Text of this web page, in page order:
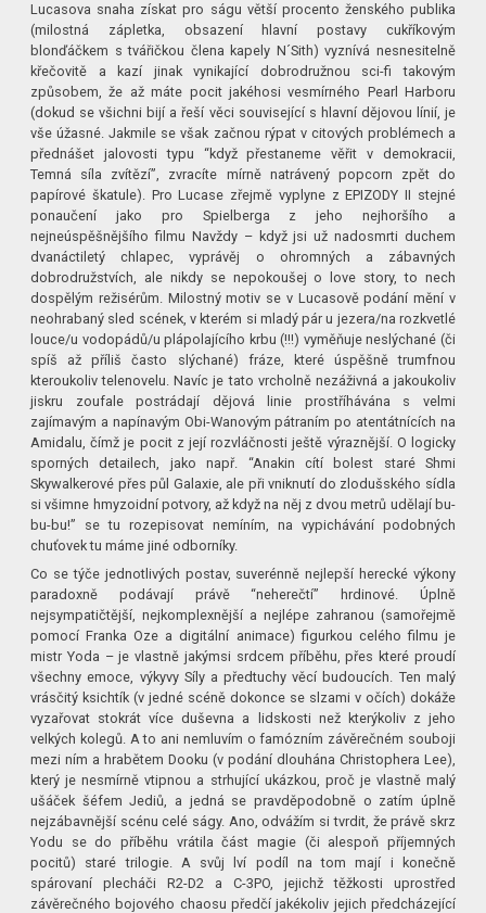
Lucasova snaha získat pro ságu větší procento ženského publika
(milostná zápletka, obsazení hlavní postavy cukříkovým
blonďáčkem s tvářičkou člena kapely N´Sith) vyznívá nesnesitelně
křečovitě a kazí jinak vynikající dobrodružnou sci-fi takovým
způsobem, že až máte pocit jakéhosi vesmírného Pearl Harboru
(dokud se všichni bijí a řeší věci související s hlavní dějovou línií, je
vše úžasné. Jakmile se však začnou rýpat v citových problémech a
přednášet jalovosti typu “když přestaneme věřit v demokracii,
Temná síla zvítězí”, zvracíte mírně natrávený popcorn zpět do
papírové škatule). Pro Lucase zřejmě vyplyne z EPIZODY II stejné
ponaučení jako pro Spielberga z jeho nejhoršího a
nejneúspěšnějšího filmu Navždy – když jsi už nadosmrti duchem
dvanáctiletý chlapec, vyprávěj o ohromných a zábavných
dobrodružstvích, ale nikdy se nepokoušej o love story, to nech
dospělým režisérům. Milostný motiv se v Lucasově podání mění v
neohrabaný sled scének, v kterém si mladý pár u jezera/na rozkvetlé
louce/u vodopádů/u plápolajícího krbu (!!!) vyměňuje neslýchané (či
spíš až příliš často slýchané) fráze, které úspěšně trumfnou
kteroukoliv telenovelu. Navíc je tato vrcholně nezáživná a jakoukoliv
jiskru zoufale postrádají dějová linie prostříhávána s velmi
zajímavým a napínavým Obi-Wanovým pátraním po atentátnících na
Amidalu, čímž je pocit z její rozvláčnosti ještě výraznější. O logicky
sporných detailech, jako např. “Anakin cítí bolest staré Shmi
Skywalkerové přes půl Galaxie, ale při vniknutí do zlodušského sídla
si všimne hmyzoidní potvory, až když na něj z dvou metrů udělají bu-
bu-bu!” se tu rozepisovat nemíním, na vypichávání podobných
chuťovek tu máme jiné odborníky.
Co se týče jednotlivých postav, suverénně nejlepší herecké výkony
paradoxně podávají právě “neherečtí” hrdinové. Úplně
nejsympatičtější, nejkomplexnější a nejlépe zahranou (samořejmě
pomocí Franka Oze a digitální animace) figurkou celého filmu je
mistr Yoda – je vlastně jakýmsi srdcem příběhu, přes které proudí
všechny emoce, výkyvy Síly a předtuchy věcí budoucích. Ten malý
vrásčitý ksichtík (v jedné scéně dokonce se slzami v očích) dokáže
vyzařovat stokrát více duševna a lidskosti než kterýkoliv z jeho
velkých kolegů. A to ani nemluvím o famózním závěrečném souboji
mezi ním a hrabětem Dooku (v podání dlouhána Christophera Lee),
který je nesmírně vtipnou a strhující ukázkou, proč je vlastně malý
ušáček šéfem Jediů, a jedná se pravděpodobně o zatím úplně
nejzábavnější scénu celé ságy. Ano, odvážím si tvrdit, že právě skrz
Yodu se do příběhu vrátila část magie (či alespoň příjemných
pocitů) staré trilogie. A svůj lví podíl na tom mají i konečně
spárovaní plecháči R2-D2 a C-3PO, jejichž těžkosti uprostřed
závěrečného bojového chaosu předčí jakékoliv jejich předcházející